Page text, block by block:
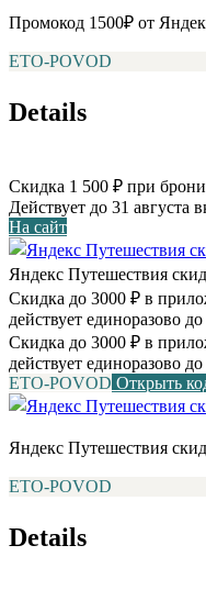
Промокод 1500₽ от
ETO-POVOD
Details
Скидка 1 500 ₽ при
Действует до 31 августа
На сайт
Яндекс Путешествия
Скидка до 3000 ₽ в
действует единоразово
Скидка до 3000 ₽ в
действует единоразово
ETO-POVOD Открыть
Яндекс Путешествия
ETO-POVOD
Details